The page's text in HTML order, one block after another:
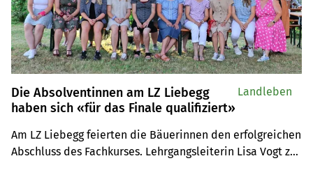
Die Absolventinnen am LZ Liebegg
haben sich «für das Finale qualifiziert»
Am LZ Liebegg feierten die Bäuerinnen den erfolgreichen
Abschluss des Fachkurses. Lehrgangsleiterin Lisa Vogt zog
Landleben